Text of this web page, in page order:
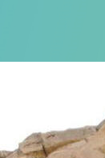
総
情